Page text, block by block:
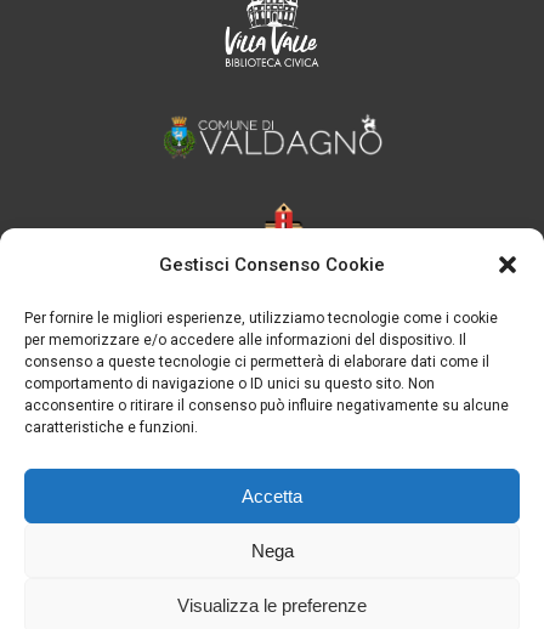
Gestisci Consenso Cookie
Per fornire le migliori esperienze, utilizziamo tecnologie come i cookie
per memorizzare e/o accedere alle informazioni del dispositivo. Il
consenso a queste tecnologie ci permetterà di elaborare dati come il
comportamento di navigazione o ID unici su questo sito. Non
acconsentire o ritirare il consenso può influire negativamente su alcune
caratteristiche e funzioni.
Accetta
Nega
Visualizza le preferenze
Note legali-Privacy Policy-Cookie Policy